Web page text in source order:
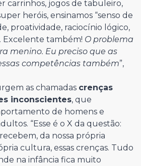
carrinhos, jogos de tabuleiro,
heróis, ensinamos “senso de
proatividade, raciocínio lógico,
Excelente também! O problema
menino. Eu preciso que as
competências também”,
as chamadas crenças
inconscientes, que
de homens e
“Esse é o X da questão:
da nossa própria
cultura, essas crenças. Tudo
na infância fica muito